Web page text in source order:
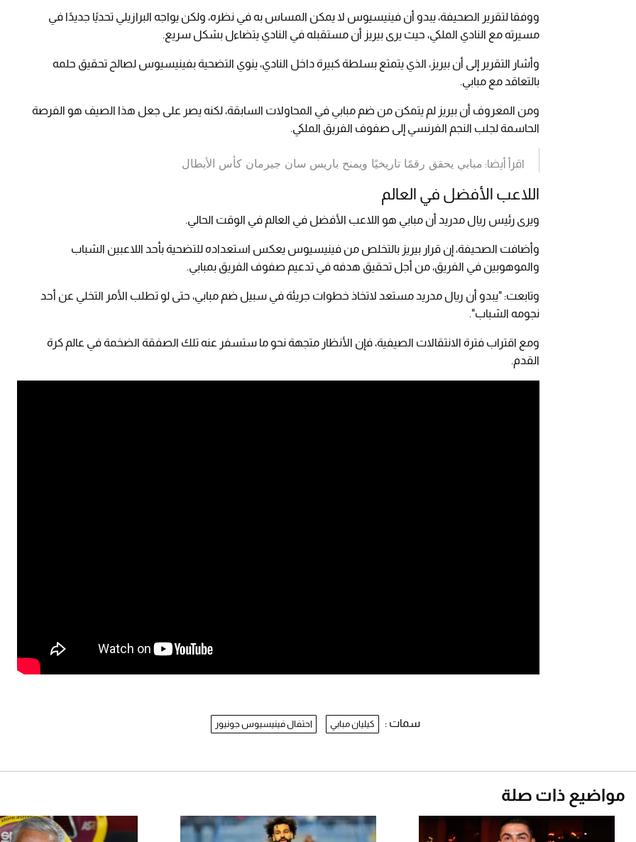
ووفقا لتقرير الصحيفة، يبدو أن فينيسيوس لا يمكن المساس به في نظره، ولكن يواجه البرازيلي تحديًا جديدًا في
مسيرته مع النادي الملكي، حيث يرى بيريز أن مستقبله في النادي يتضاءل بشكل سريع.
وأشار التقرير إلى أن بيريز، الذي يتمتع بسلطة كبيرة داخل النادي، ينوي التضحية بفينيسيوس لصالح تحقيق حلمه
بالتعاقد مع مبابي.
ومن المعروف أن بيريز لم يتمكن من ضم مبابي في المحاولات السابقة، لكنه يصر على جعل هذا الصيف هو الفرصة
الحاسمة لجلب النجم الفرنسي إلى صفوف الفريق الملكي.
اقرأ أيضا: مبابي يحقق رقمًا تاريخيًا ويمنح باريس سان جيرمان كأس الأبطال
اللاعب الأفضل في العالم
ويرى رئيس ريال مدريد أن مبابي هو اللاعب الأفضل في العالم في الوقت الحالي.
وأضافت الصحيفة، إن قرار بيريز بالتخلص من فينيسيوس يعكس استعداده للتضحية بأحد اللاعبين الشباب
والموهوبين في الفريق، من أجل تحقيق هدفه في تدعيم صفوف الفريق بمبابي.
وتابعت: "يبدو أن ريال مدريد مستعد لاتخاذ خطوات جريئة في سبيل ضم مبابي، حتى لو تطلب الأمر التخلي عن أحد
نجومه الشباب".
ومع اقتراب فترة الانتقالات الصيفية، فإن الأنظار متجهة نحو ما ستسفر عنه تلك الصفقة الضخمة في عالم كرة
القدم.
سمات : كيليان مبابي احتفال فينيسيوس جونيور
مواضيع ذات صلة